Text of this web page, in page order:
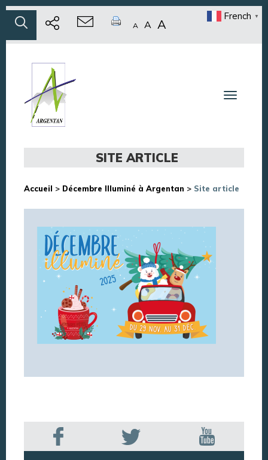
A A A
French ▼
Toggle
SITE ARTICLE
Accueil > Décembre Illuminé à Argentan > Site article